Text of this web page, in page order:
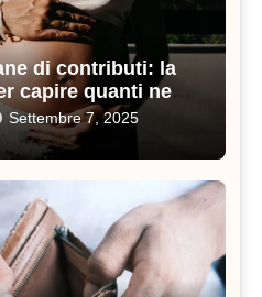
di contributi: la
capire quanti ne
Settembre 7, 2025